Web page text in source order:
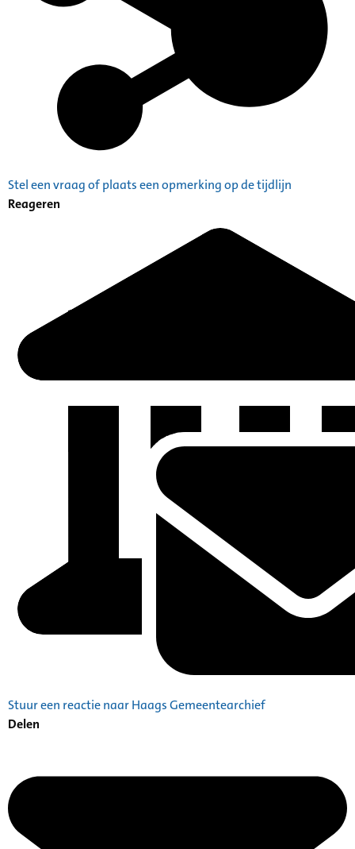
Stel een vraag of plaats een opmerking op de tijdlijn
Reageren
Stuur een reactie naar Haags Gemeentearchief
Delen